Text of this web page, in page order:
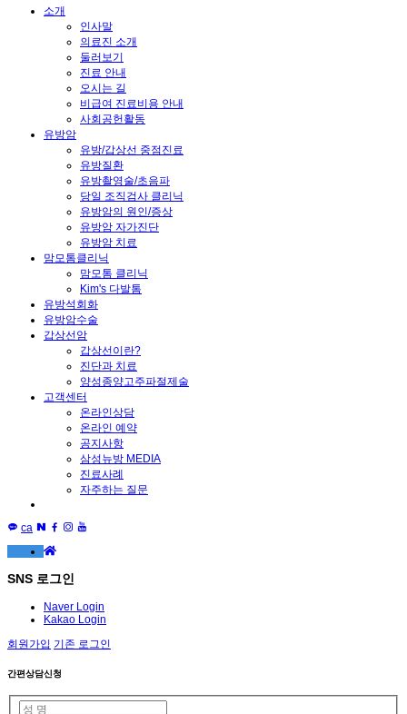
소개
인사말
의료진 소개
둘러보기
진료 안내
오시는 길
비급여 진료비용 안내
사회공헌활동
유방암
유방/갑상선 중점진료
유방질환
유방촬영술/초음파
당일 조직검사 클리닉
유방암의 원인/증상
유방암 자가진단
유방암 치료
맘모톰클리닉
맘모톰 클리닉
Kim's 다발톰
유방석회화
유방암수술
갑상선암
갑상선이란?
진단과 치료
양성종양고주파절제술
고객센터
온라인상담
온라인 예약
공지사항
삼성뉴방 MEDIA
진료사례
자주하는 질문
ca
SNS 로그인
Naver Login
Kakao Login
회원가입 기존 로그인
간편상담신청